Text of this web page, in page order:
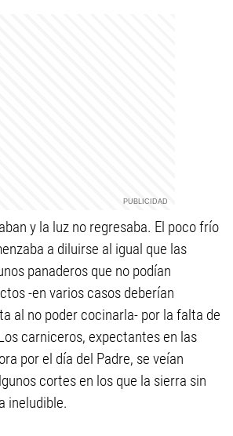
y la luz no regresaba. El poco frío
a diluirse al igual que las
panaderos que no podían
-en varios casos deberían
al no poder cocinarla- por la falta de
carniceros, expectantes en las
por el día del Padre, se veían
cortes en los que la sierra sin
ineludible.